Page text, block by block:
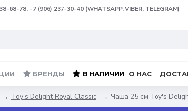
68-78, +7 (906) 237-30-40 (WHATSAPP, VIBER, TELEGRAM)
БРЕНДЫ В НАЛИЧИИ О НАС
Toy’s Delight Royal Classic Чаша 25 см Toy's